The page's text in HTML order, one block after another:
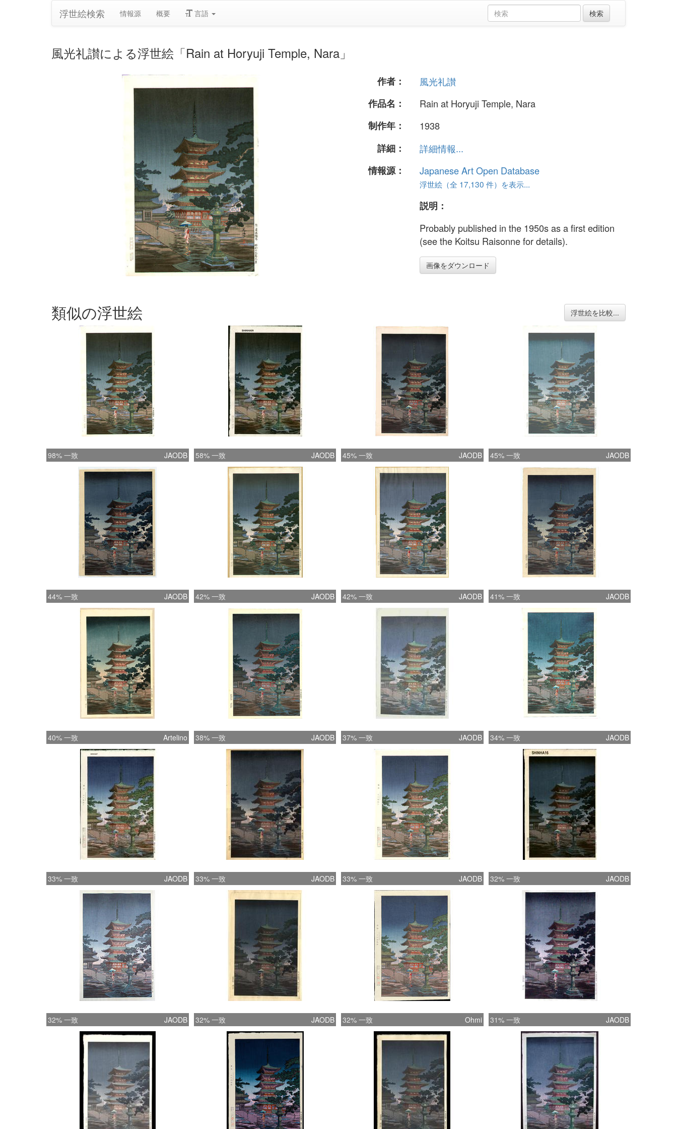
浮世絵検索 情報源 概要 言語
風光礼讃による浮世絵「Rain at Horyuji Temple, Nara」
作者：
風光礼讃
作品名：
Rain at Horyuji Temple, Nara
制作年：
1938
詳細：
詳細情報...
情報源：
Japanese Art Open Database
浮世絵（全 17,130 件）を表示...
説明：
Probably published in the 1950s as a first edition
(see the Koitsu Raisonne for details).
画像をダウンロード
類似の浮世絵 浮世絵を比較...
98% 一致 JAODB 58% 一致 JAODB 45% 一致 JAODB 45% 一致 JAODB
44% 一致 JAODB 42% 一致 JAODB 42% 一致 JAODB 41% 一致 JAODB
40% 一致 Artelino 38% 一致 JAODB 37% 一致 JAODB 34% 一致 JAODB
33% 一致 JAODB 33% 一致 JAODB 33% 一致 JAODB 32% 一致 JAODB
32% 一致 JAODB 32% 一致 JAODB 32% 一致 Ohmi 31% 一致 JAODB